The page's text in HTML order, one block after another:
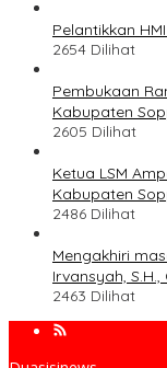
Pelantikkan
2654 Dilihat
Pembukaan
Kabupaten
2605 Dilihat
Ketua LSM
Kabupaten
2486 Dilihat
Mengakhiri
Irvansyah, S.H.,
2463 Dilihat